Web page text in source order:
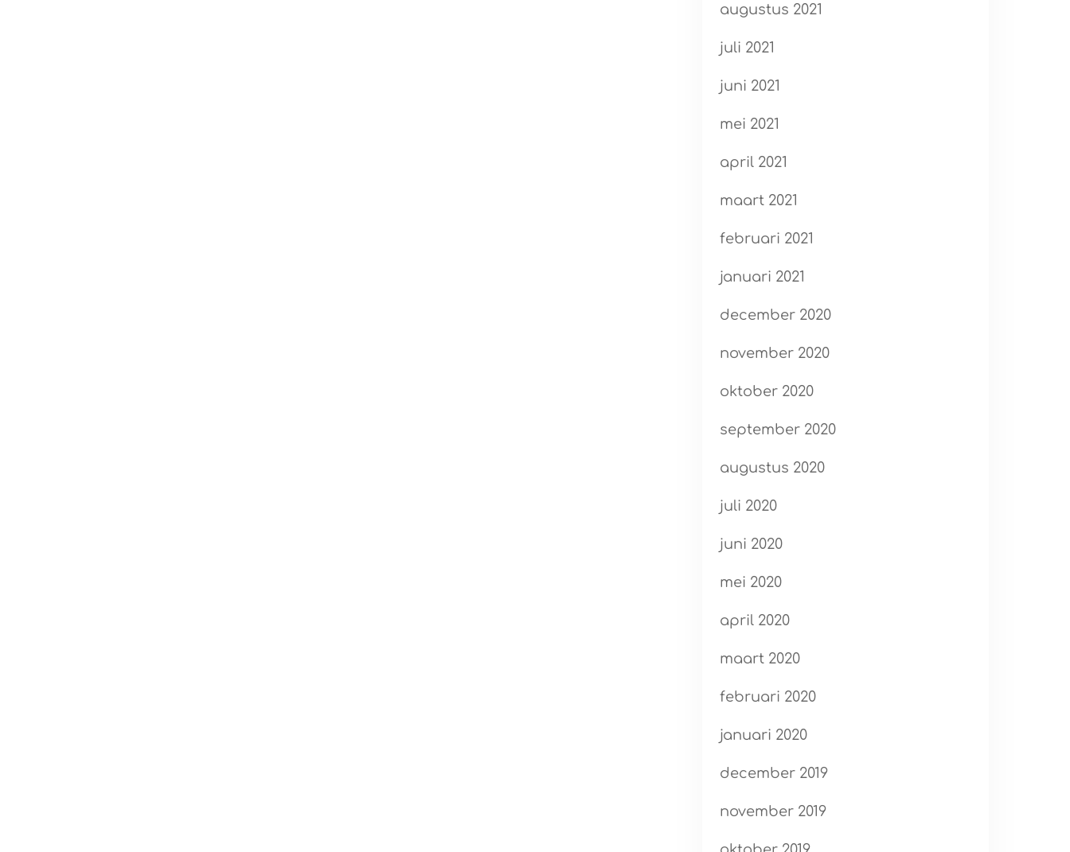
augustus 2021
juli 2021
juni 2021
mei 2021
april 2021
maart 2021
februari 2021
januari 2021
december 2020
november 2020
oktober 2020
september 2020
augustus 2020
juli 2020
juni 2020
mei 2020
april 2020
maart 2020
februari 2020
januari 2020
december 2019
november 2019